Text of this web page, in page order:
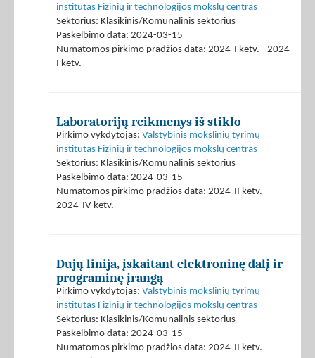
institutas Fizinių ir technologijos mokslų centras
Sektorius: Klasikinis/Komunalinis sektorius
Paskelbimo data: 2024-03-15
Numatomos pirkimo pradžios data: 2024-I ketv. - 2024-
I ketv.
Laboratorijų reikmenys iš stiklo
Pirkimo vykdytojas: Valstybinis mokslinių tyrimų
institutas Fizinių ir technologijos mokslų centras
Sektorius: Klasikinis/Komunalinis sektorius
Paskelbimo data: 2024-03-15
Numatomos pirkimo pradžios data: 2024-II ketv. -
2024-IV ketv.
Dujų linija, įskaitant elektroninę dalį ir
programinę įrangą
Pirkimo vykdytojas: Valstybinis mokslinių tyrimų
institutas Fizinių ir technologijos mokslų centras
Sektorius: Klasikinis/Komunalinis sektorius
Paskelbimo data: 2024-03-15
Numatomos pirkimo pradžios data: 2024-II ketv. -